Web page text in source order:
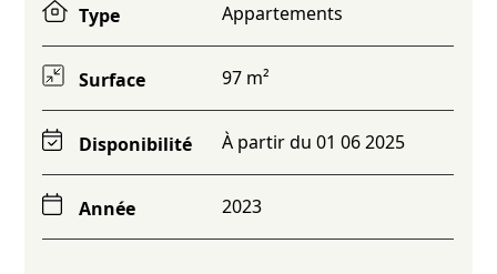
Type Appartements
Surface 97 m²
Disponibilité À partir du 01 06 2025
Année 2023